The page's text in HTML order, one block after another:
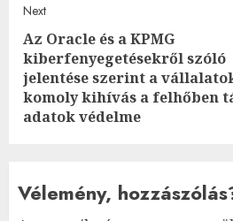
Next
Next
post:
Az Oracle és a KPMG
kiberfenyegetésekről szóló
jelentése szerint a
komoly kihívás a felhőben
adatok védelme
Vélemény,